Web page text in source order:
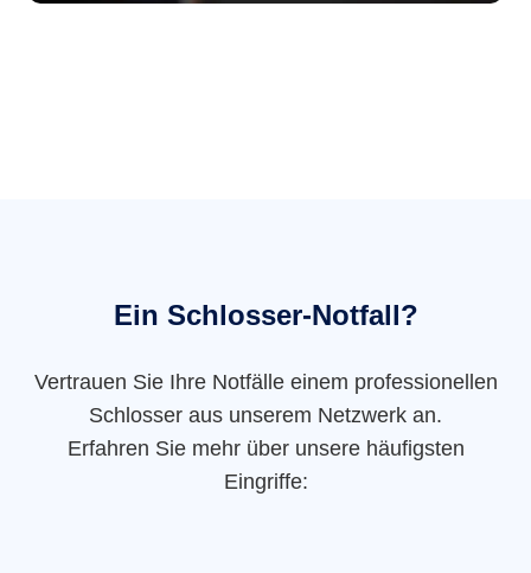
Ein Schlosser-Notfall?
Vertrauen Sie Ihre Notfälle einem professionellen
Schlosser aus unserem Netzwerk an.
Erfahren Sie mehr über unsere häufigsten
Eingriffe: